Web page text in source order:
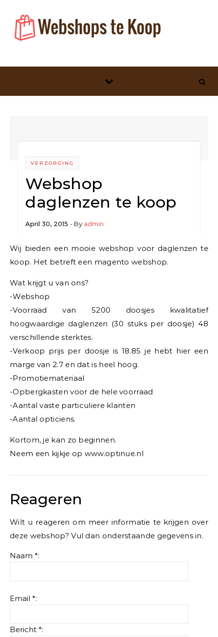
VERZORGING
Webshop
daglenzen te koop
April 30, 2015 - By admin
Wij bieden een mooie webshop voor daglenzen te
koop. Het betreft een magento webshop.
Wat krijgt u van ons?
-Webshop
-Voorraad van 5200 doosjes kwalitatief
hoogwaardige daglenzen (30 stuks per doosje) 48
verschillende sterktes.
-Verkoop prijs per doosje is 18.85 je hebt hier een
marge van 2.7 en dat is heel hoog.
-Promotiemateriaal
-Opbergkasten voor de hele voorraad
-Aantal vaste particuliere klanten
-Aantal opticiens.
Kortom, je kan zo beginnen.
Neem een kijkje op www.optinue.nl
Reageren
Wilt u reageren om meer informatie te krijgen over
deze webshop? Vul dan onderstaande gegevens in.
Naam *:
Email *:
Bericht *: